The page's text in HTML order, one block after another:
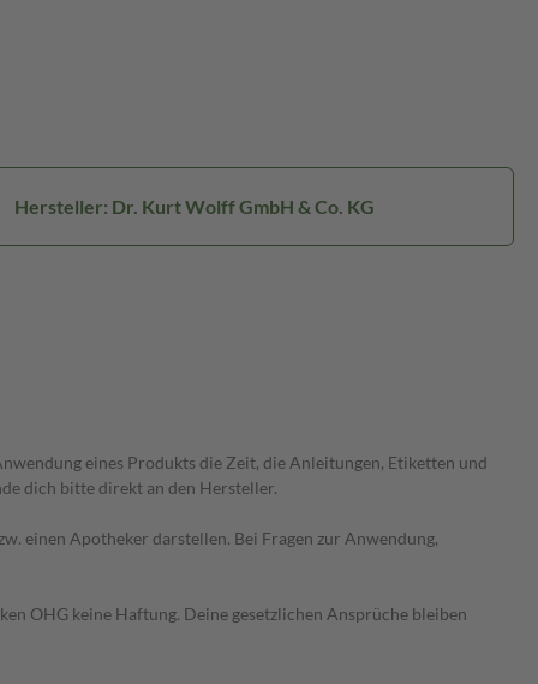
Hersteller: Dr. Kurt Wolff GmbH & Co. KG
eines Produkts die Zeit, die Anleitungen, Etiketten und
dich bitte direkt an den Hersteller.
einen Apotheker darstellen. Bei Fragen zur Anwendung,
OHG keine Haftung. Deine gesetzlichen Ansprüche bleiben